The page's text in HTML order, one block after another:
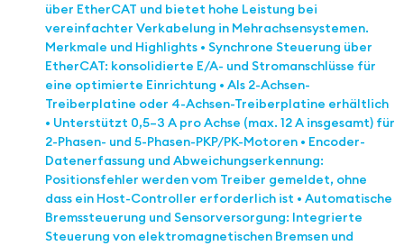
über EtherCAT und bietet hohe Leistung bei
vereinfachter Verkabelung in Mehrachsensystemen.
Merkmale und Highlights • Synchrone Steuerung über
EtherCAT: konsolidierte E/A- und Stromanschlüsse für
eine optimierte Einrichtung • Als 2-Achsen-
Treiberplatine oder 4-Achsen-Treiberplatine erhältlich
• Unterstützt 0,5–3 A pro Achse (max. 12 A insgesamt) für
2-Phasen- und 5-Phasen-PKP/PK-Motoren • Encoder-
Datenerfassung und Abweichungserkennung:
Positionsfehler werden vom Treiber gemeldet, ohne
dass ein Host-Controller erforderlich ist • Automatische
Bremssteuerung und Sensorversorgung: Integrierte
Steuerung von elektromagnetischen Bremsen und